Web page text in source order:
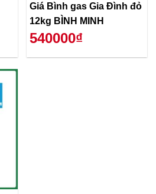
Giá Bình gas Gia Đình đỏ
12kg BÌNH MINH
540000₫